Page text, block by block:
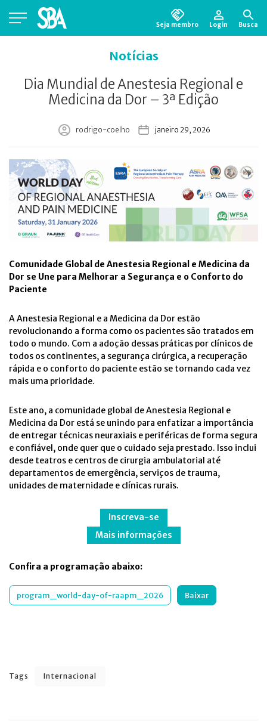
Seja membro Login Busca
Notícias
Dia Mundial de Anestesia Regional e
Medicina da Dor – 3ª Edição
rodrigo-coelho janeiro 29, 2026
Comunidade Global de Anestesia Regional e Medicina da
Dor se Une para Melhorar a Segurança e o Conforto do
Paciente
A Anestesia Regional e a Medicina da Dor estão
revolucionando a forma como os pacientes são tratados em
todo o mundo. Com a adoção dessas práticas por clínicos de
todos os continentes, a segurança cirúrgica, a recuperação
rápida e o conforto do paciente estão se tornando cada vez
mais uma prioridade.
Este ano, a comunidade global de Anestesia Regional e
Medicina da Dor está se unindo para enfatizar a importância
de entregar técnicas neuraxiais e periféricas de forma segura
e confiável, onde quer que o cuidado seja prestado. Isso inclui
desde teatros e centros de cirurgia ambulatorial até
departamentos de emergência, serviços de trauma,
unidades de maternidade e clínicas rurais.
Inscreva-se
Mais informações
Confira a programação abaixo:
program_world-day-of-raapm_2026 Baixar
Tags Internacional